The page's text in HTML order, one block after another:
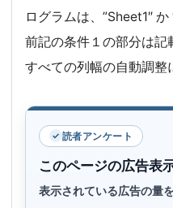
ログラムは、”Sheet1″
前記の条件１の部分は記
すべての列幅の自動調整
読者アンケート
このページの広告表
表示されている広告の量